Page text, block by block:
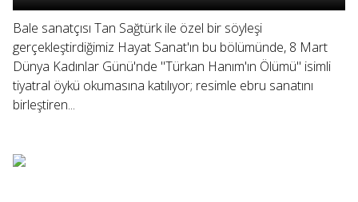
Bale sanatçısı Tan Sağtürk ile özel bir söyleşi
gerçekleştirdiğimiz Hayat Sanat'ın bu bölümünde, 8 Mart
Dünya Kadınlar Günü'nde "Türkan Hanım'ın Ölümü" isimli
tiyatral öykü okumasına katılıyor; resimle ebru sanatını
birleştiren...